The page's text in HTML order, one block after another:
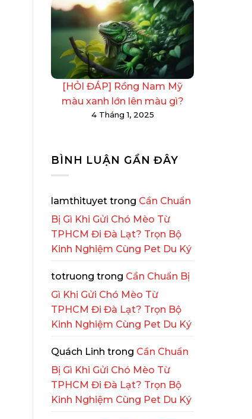
[HỎI ĐÁP] Rồng Nam Mỹ
màu xanh lớn lên màu gì?
4 Tháng 1, 2025
BÌNH LUẬN GẦN ĐÂY
lamthituyet trong Cần Chuẩn
Bị Gì Khi Gửi Chó Mèo Từ
TPHCM Đi Đà Lạt? Trọn Bộ
Kinh Nghiệm Cùng Pet Du Ký
totruong trong Cần Chuẩn Bị
Gì Khi Gửi Chó Mèo Từ
TPHCM Đi Đà Lạt? Trọn Bộ
Kinh Nghiệm Cùng Pet Du Ký
Quách Linh trong Cần Chuẩn
Bị Gì Khi Gửi Chó Mèo Từ
TPHCM Đi Đà Lạt? Trọn Bộ
Kinh Nghiệm Cùng Pet Du Ký